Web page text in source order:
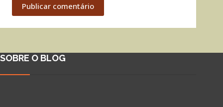
Publicar comentário
SOBRE O BLOG